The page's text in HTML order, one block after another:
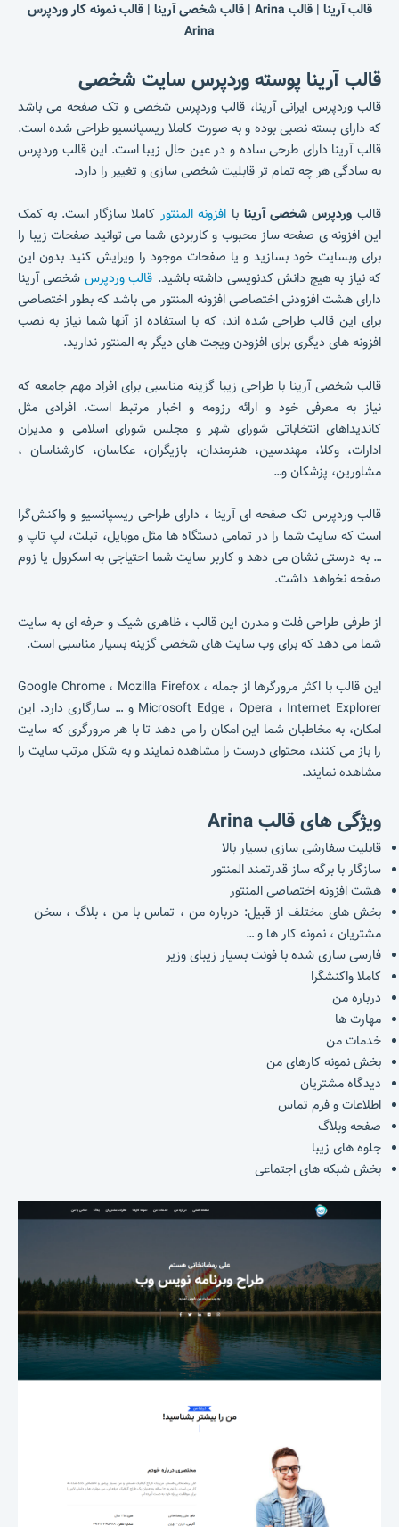
قالب آرینا | قالب Arina | قالب شخصی آرینا | قالب نمونه کار وردپرس
Arina
قالب آرینا پوسته وردپرس سایت شخصی
قالب وردپرس ایرانی آرینا، قالب وردپرس شخصی و تک صفحه می باشد
که دارای بسته نصبی بوده و به صورت کاملا ریسپانسیو طراحی شده است.
قالب آرینا دارای طرحی ساده و در عین حال زیبا است. این قالب وردپرس
به سادگی هر چه تمام تر قابلیت شخصی سازی و تغییر را دارد.
قالب وردپرس شخصی آرینا با افزونه المنتور کاملا سازگار است. به کمک
این افزونه ی صفحه ساز محبوب و کاربردی شما می توانید صفحات زیبا را
برای وبسایت خود بسازید و یا صفحات موجود را ویرایش کنید بدون این
که نیاز به هیچ دانش کدنویسی داشته باشید. قالب وردپرس شخصی آرینا
دارای هشت افزودنی اختصاصی افزونه المنتور می باشد که بطور اختصاصی
برای این قالب طراحی شده اند، که با استفاده از آنها شما نیاز به نصب
افزونه های دیگری برای افزودن ویجت های دیگر به المنتور ندارید.
قالب شخصی آرینا با طراحی زیبا گزینه مناسبی برای افراد مهم جامعه که
نیاز به معرفی خود و ارائه رزومه و اخبار مرتبط است. افرادی مثل
کاندیداهای انتخاباتی شورای شهر و مجلس شورای اسلامی و مدیران
ادارات، وکلا، مهندسین، هنرمندان، بازیگران، عکاسان، کارشناسان ،
مشاورین، پزشکان و…
قالب وردپرس تک صفحه ای آرینا ، دارای طراحی ریسپانسیو و واکنش‌گرا
است که سایت شما را در تمامی دستگاه ها مثل موبایل، تبلت، لپ تاپ و
… به درستی نشان می دهد و کاربر سایت شما احتیاجی به اسکرول یا زوم
صفحه نخواهد داشت.
از طرفی طراحی فلت و مدرن این قالب ، ظاهری شیک و حرفه ای به سایت
شما می دهد که برای وب سایت های شخصی گزینه بسیار مناسبی است.
این قالب با اکثر مرورگرها از جمله Google Chrome ، Mozilla Firefox ،
Microsoft Edge ، Opera ، Internet Explorer و … سازگاری دارد. این
امکان، به مخاطبان شما این امکان را می دهد تا با هر مرورگری که سایت
را باز می کنند، محتوای درست را مشاهده نمایند و به شکل مرتب سایت را
مشاهده نمایند.
ویژگی های قالب Arina
قابلیت سفارشی سازی بسیار بالا
سازگار با برگه ساز قدرتمند المنتور
هشت افزونه اختصاصی المنتور
بخش های مختلف از قبیل: درباره من ، تماس با من ، بلاگ ، سخن
مشتریان ، نمونه کار ها و …
فارسی سازی شده با فونت بسیار زیبای وزیر
کاملا واکنشگرا
درباره من
مهارت ها
خدمات من
بخش نمونه کارهای من
دیدگاه مشتریان
اطلاعات و فرم تماس
صفحه وبلاگ
جلوه های زیبا
بخش شبکه های اجتماعی